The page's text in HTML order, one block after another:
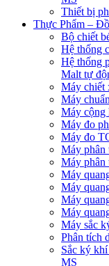
Thiết bị
Thực Phẩm –
Bộ chiết
Hệ thống
Hệ thống
Malt tự
Máy chiết
Máy
Máy cộng
Máy đo
Máy đo
Máy phân
Máy phân
Máy
Máy
Máy
Máy
Máy sắc
Phân tích
Sắc ký
MS